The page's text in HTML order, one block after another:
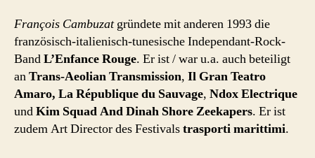
François Cambuzatgründete mit anderen 1993 die
französisch-italienisch-tunesische Independant-Rock-
BandL’Enfance Rouge. Er ist / war u.a. auch beteiligt
anTrans-Aeolian Transmission, Il Gran Teatro
Amaro, La République du Sauvage, Ndox Electrique
undKim Squad And Dinah Shore Zeekapers. Er ist
zudem Art Director des Festivalstrasporti marittimi.